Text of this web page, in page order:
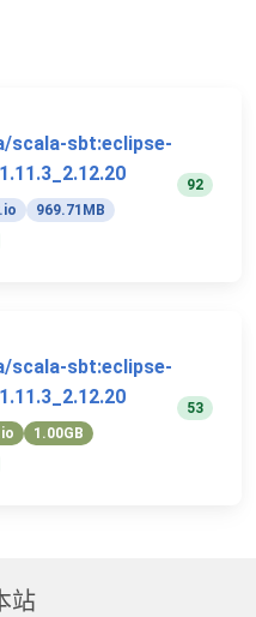
scala-sbt:eclipse-
969.71MB
92
scala-sbt:eclipse-
1.00GB
53
站